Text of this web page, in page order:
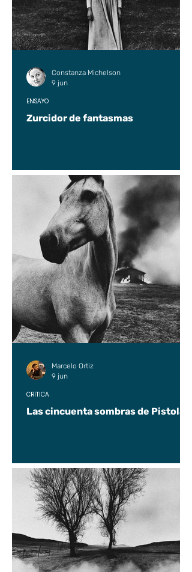
Zurcidor de fantasmas
ENSAYO
Constanza Michelson
9 jun
Las cincuenta sombras de Pistolas
CRÍTICA
Marcelo Ortiz
9 jun